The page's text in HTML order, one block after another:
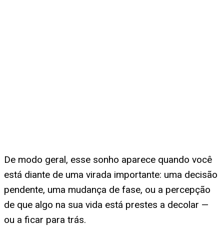
De modo geral, esse sonho aparece quando você
está diante de uma virada importante: uma decisão
pendente, uma mudança de fase, ou a percepção
de que algo na sua vida está prestes a decolar —
ou a ficar para trás.